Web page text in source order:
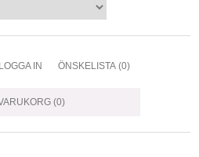
LOGGA IN ÖNSKELISTA (0)
(0)